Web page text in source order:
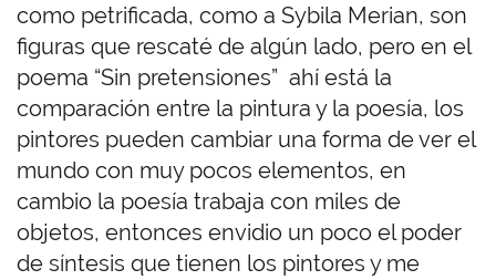
como petrificada, como a Sybila Merian, son
figuras que rescaté de algún lado, pero en el
poema “Sin pretensiones” ahí está la
comparación entre la pintura y la poesía, los
pintores pueden cambiar una forma de ver el
mundo con muy pocos elementos, en
cambio la poesía trabaja con miles de
objetos, entonces envidio un poco el poder
de síntesis que tienen los pintores y me